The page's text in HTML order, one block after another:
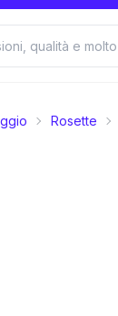
Rosette